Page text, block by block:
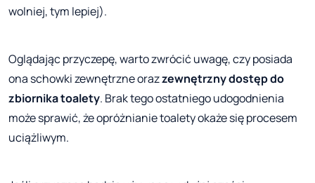
wolniej, tym lepiej).
Oglądając przyczepę, warto zwrócić uwagę, czy posiada
ona schowki zewnętrzne orazzewnętrzny dostęp do
zbiornika toalety. Brak tego ostatniego udogodnienia
może sprawić, że opróżnianie toalety okaże się procesem
uciążliwym.